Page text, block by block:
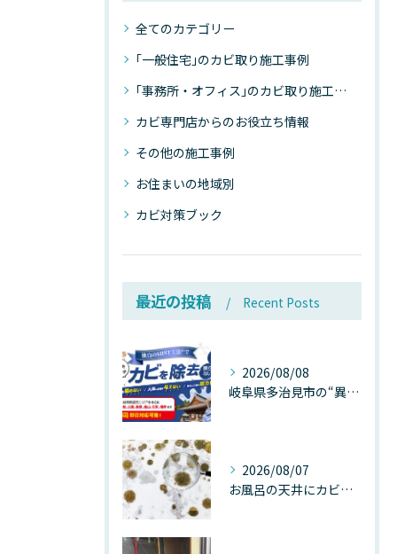
全てのカテゴリー
｢一般住宅｣のカビ取り施工事例
｢事務所・オフィス｣のカビ取り施工事例
カビ専門店からのお役立ち情報
その他の施工事例
お住まいの地域別
カビ対策ブック
最近の投稿 Recent Posts
2026/08/08
岐阜県多治見市の“異常な高温”が建物内部を破壊する──深層カビが急増する危険な温度差の正体
2026/08/07
お風呂の天井にカビが生えたら要注意！2026年8月の猛暑・高湿度で急増する浴室カビの原因と正しい対策